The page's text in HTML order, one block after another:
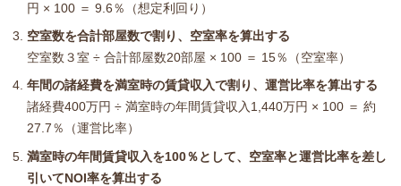
円 × 100 ＝ 9.6％（想定利回り）
空室数を合計部屋数で割り、空室率を算出する
空室数３室 ÷ 合計部屋数20部屋 × 100 ＝ 15％（空室率）
年間の諸経費を満室時の賃貸収入で割り、運営比率を算出する
諸経費400万円 ÷ 満室時の年間賃貸収入1,440万円 × 100 ＝ 約
27.7％（運営比率）
満室時の年間賃貸収入を100％として、空室率と運営比率を差し
引いてNOI率を算出する